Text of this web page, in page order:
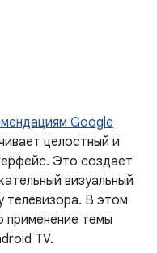
Google
целостный и
Это создает
визуальный
телевизора. В этом
применение темы
TV.